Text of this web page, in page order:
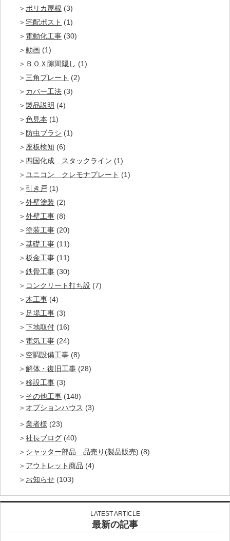
ポリカ屋根 (3)
宅配ポスト (1)
電動化工事 (30)
動画 (1)
ＢＯＸ隙間隠し (1)
三角プレート (2)
カバー工法 (3)
製品説明 (4)
色見本 (1)
防虫ブラシ (1)
座板検知 (6)
四国化成 スタックライン (1)
ユニコン クレモナプレート (1)
引き戸 (1)
外壁塗装 (2)
外壁工事 (8)
塗装工事 (20)
基礎工事 (11)
板金工事 (11)
鉄骨工事 (30)
コンクリート打ち設 (7)
木工事 (4)
足場工事 (3)
下地取付 (16)
電気工事 (24)
空調設備工事 (8)
解体・復旧工事 (28)
移設工事 (3)
その他工事 (148)
オプションハウス (3)
業者様 (23)
社長ブログ (40)
シャッター部品 品売り(製品販売) (8)
アウトレット商品 (4)
お知らせ (103)
LATEST ARTICLE
最新の記事